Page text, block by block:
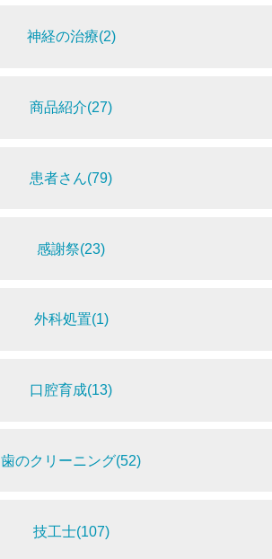
神経の治療(2)
商品紹介(27)
患者さん(79)
感謝祭(23)
外科処置(1)
口腔育成(13)
歯のクリーニング(52)
技工士(107)